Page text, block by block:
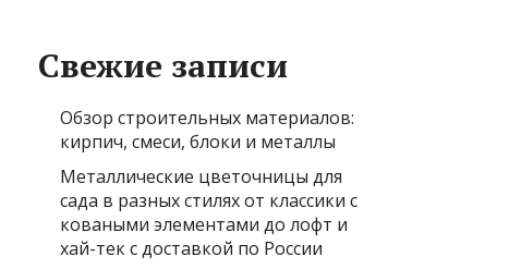
Свежие записи
Обзор строительных материалов:
кирпич, смеси, блоки и металлы
Металлические цветочницы для
сада в разных стилях от классики с
коваными элементами до лофт и
хай-тек с доставкой по России